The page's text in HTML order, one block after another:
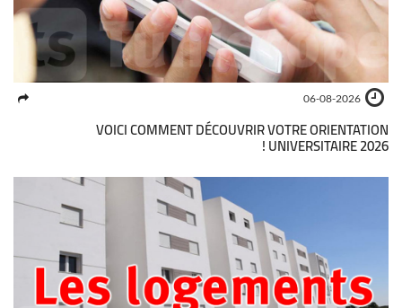
06-08-2026
VOICI COMMENT DÉCOUVRIR VOTRE ORIENTATION
UNIVERSITAIRE 2026 !